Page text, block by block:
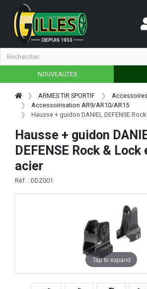
NOUVEAUTES
ARMES TIR SPORTIF
Accessoirisation AR9/AR10/AR15
Hausse + guidon DANIEL DEFENSE
Hausse + guidon
DEFENSE Rock & Lock
acier
Réf. : DDZ001
Tap to expand